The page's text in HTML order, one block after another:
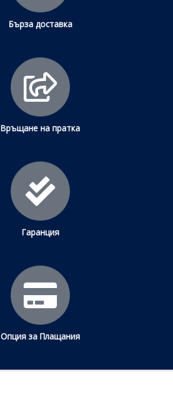
Бърза доставка
Връщане на пратка
Гаранция
Опция за Плащания